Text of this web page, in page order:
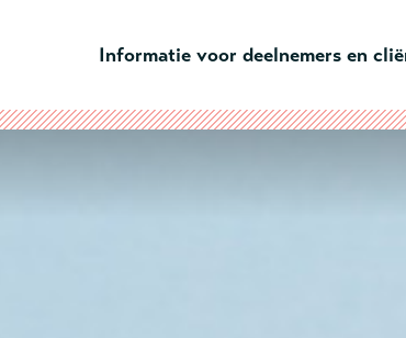
Informatie voor deelnemers en